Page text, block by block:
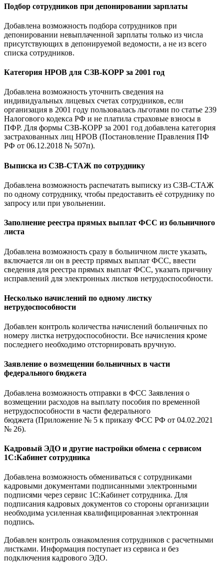
Подбор сотрудников при депонировании зарплаты
Добавлена возможность подбора сотрудников при
депонировании невыплаченной зарплаты только из числа
присутствующих в депонируемой ведомости, а не из всего
списка сотрудников.
Категория НРОВ для СЗВ-КОРР за 2001 год
Добавлена возможность уточнить сведения на
индивидуальных лицевых счетах сотрудников, если
организация в 2001 году пользовалась льготами по статье 239
Налогового кодекса РФ и не платила страховые взносы в
ПФР. Для формы СЗВ-КОРР за 2001 год добавлена категория
застрахованных лиц НРОВ (Постановление Правления ПФ
РФ от 06.12.2018 № 507п).
Выписка из СЗВ-СТАЖ по сотруднику
Добавлена возможность распечатать выписку из СЗВ-СТАЖ
по одному сотруднику, чтобы предоставить её сотруднику по
запросу или при увольнении.
Заполнение реестра прямых выплат ФСС из больничного
листа
Добавлена возможность сразу в больничном листе указать,
включается ли он в реестр прямых выплат ФСС, ввести
сведения для реестра прямых выплат ФСС, указать причину
исправлений для электронных листков нетрудоспособности.
Несколько начислений по одному листку
нетрудоспособности
Добавлен контроль количества начислений больничных по
номеру листка нетрудоспособности. Все начисления кроме
последнего необходимо отсторнировать вручную.
Заявление о возмещении больничных в части
федерального бюджета
Добавлена возможность отправки в ФСС Заявления о
возмещении расходов на выплату пособия по временной
нетрудоспособности в части федерального
бюджета (Приложение № 5 к приказу ФСС РФ от 04.02.2021
№ 26).
Кадровый ЭДО и другие настройки обмена с сервисом
1С:Кабинет сотрудника
Добавлена возможность обмениваться с сотрудниками
кадровыми документами подписанными электронными
подписями через сервис 1С:Кабинет сотрудника. Для
подписания кадровых документов со стороны организации
необходима усиленная квалифицированная электронная
подпись.
Добавлен контроль ознакомления сотрудников с расчетными
листками. Информация поступает из сервиса и без
подключения кадрового ЭДО.